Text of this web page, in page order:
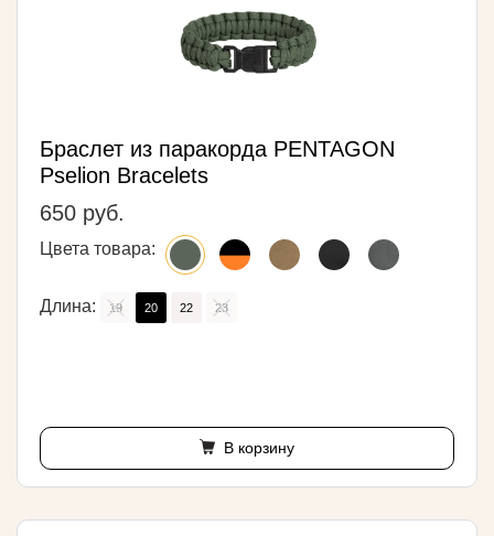
Браслет из паракорда PENTAGON
Pselion Bracelets
650 руб.
Цвета товара:
Длина: 19 20 22 23
В корзину